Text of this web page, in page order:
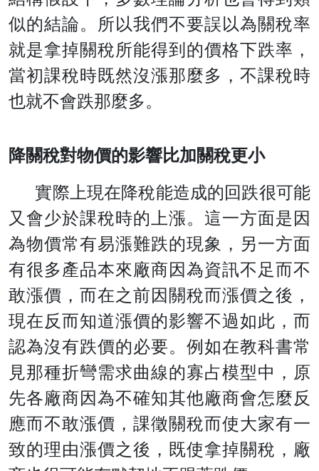
似的結論。所以我們不要誤以為關稅率
就是拿掉關稅所能得到的價格下跌率，
當初課稅時既然沒漲那麼多，不課稅時
也就不會跌那麼多。
降關稅對物價的影響比加關稅更小
實際上現在降稅能造成的回跌很可能
又會少於課稅時的上漲。這一方面是因
為物價常有易漲難跌的現象，另一方面
有很多產品本來廠商因為資訊不足而不
敢漲價，而在之前因關稅而漲價之後，
現在反而知道漲價的影響不過如此，而
認為沒有跌價的必要。例如在教科書常
見那種折彎需求曲線的寡占模型中，原
先各廠商因為不確知其他廠商會怎麼反
應而不敢漲價，課徵關稅而使大家有一
致的理由漲價之後，既使拿掉關稅，廠